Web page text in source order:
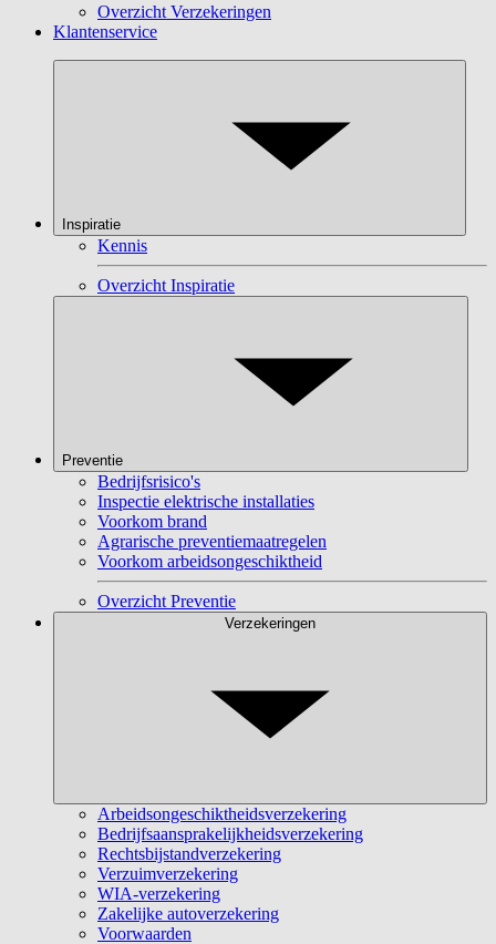
Overzicht Verzekeringen
Klantenservice
Inspiratie
Kennis
Overzicht Inspiratie
Preventie
Bedrijfsrisico's
Inspectie elektrische installaties
Voorkom brand
Agrarische preventiemaatregelen
Voorkom arbeidsongeschiktheid
Overzicht Preventie
Verzekeringen
Arbeidsongeschiktheidsverzekering
Bedrijfsaansprakelijkheidsverzekering
Rechtsbijstandverzekering
Verzuimverzekering
WIA-verzekering
Zakelijke autoverzekering
Voorwaarden